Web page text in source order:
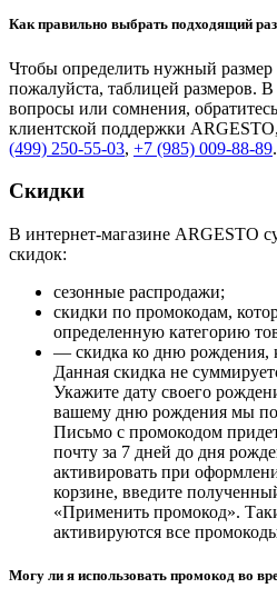
Как правильно выбрать подходящий
Чтобы определить нужный размер
пожалуйста, таблицей размеров. В
вопросы или сомнения,
клиентской поддержки
(499) 250-55-03, +7 (985) 009-88-89.
Скидки
В интернет-магазине ARGESTO
скидок:
сезонные распродажи;
скидки по промокодам,
определенную категорию
— скидка ко дню рождения,
Данная скидка не
Укажите дату своего
вашему дню рождения мы
Письмо с промокодом
почту за 7 дней до дня
активировать при
корзине, введите
«Применить промокод».
активируются все
Могу ли я использовать промокод во